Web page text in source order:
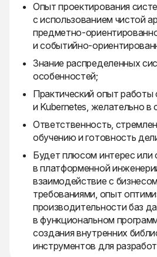
Опыт проектирования
с использованием чистой
предметно-
и событийно-
Знание распределенных
особенностей;
Практический опыт работы
и Kubernetes, желательно в
Ответственность,
обучению и готовность
Будет плюсом интерес или
в платформенной
взаимодействие с
требованиями, опыт
производительности баз
в функциональном
создания внутренних
инструментов для